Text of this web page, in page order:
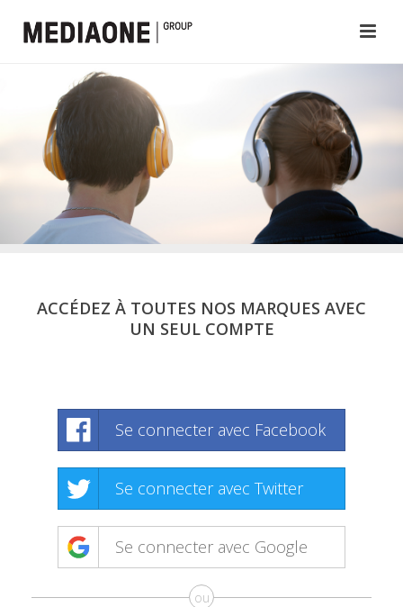
ACCÉDEZ À TOUTES NOS MARQUES AVEC
UN SEUL COMPTE
Se connecter avec Facebook
Se connecter avec Twitter
Se connecter avec Google
ou